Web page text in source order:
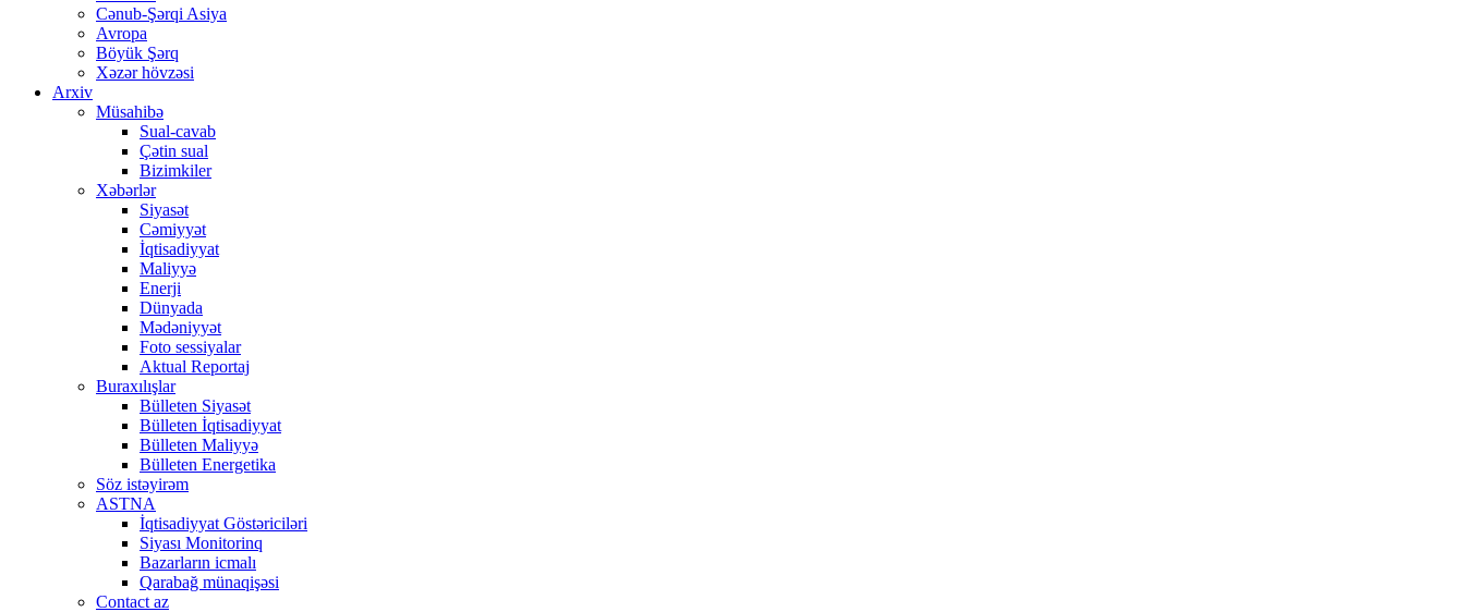
Cənub-Şərqi Asiya
Avropa
Böyük Şərq
Xəzər hövzəsi
Arxiv
Müsahibə
Sual-cavab
Çətin sual
Bizimkiler
Xəbərlər
Siyasət
Cəmiyyət
İqtisadiyyat
Maliyyə
Enerji
Dünyada
Mədəniyyət
Foto sessiyalar
Aktual Reportaj
Buraxılışlar
Bülleten Siyasət
Bülleten İqtisadiyyat
Bülleten Maliyyə
Bülleten Energetika
Söz istəyirəm
ASTNA
İqtisadiyyat Göstəriciləri
Siyası Monitorinq
Bazarların icmalı
Qarabağ münaqişəsi
Contact az